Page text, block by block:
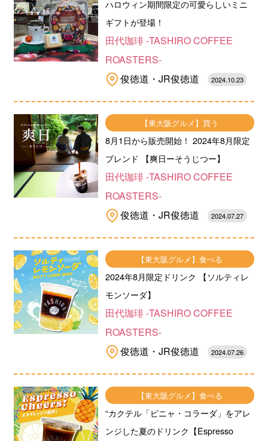
ハロウィン期間限定の可愛らしいミニ
ギフトが登場！
田代珈琲 -TASHIRO COFFEE
ROASTERS-
俊徳道・JR俊徳道
2024.10.23
【東大阪グルメ】買う
8月1日から販売開始！ 2024年8月限定
ブレンド 【爽日ーそうじつー】
田代珈琲 -TASHIRO COFFEE
ROASTERS-
俊徳道・JR俊徳道
2024.07.27
【東大阪グルメ】食べる
2024年8月限定ドリンク 【ソルティレ
モンソーダ】
田代珈琲 -TASHIRO COFFEE
ROASTERS-
俊徳道・JR俊徳道
2024.07.26
【東大阪グルメ】食べる
“カクテル「ピニャ・コラーダ」をアレ
ンジした夏のドリンク【Espresso